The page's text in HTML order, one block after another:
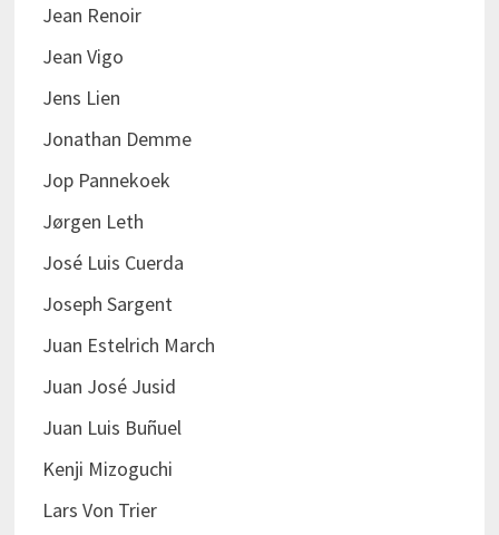
Jean Renoir
Jean Vigo
Jens Lien
Jonathan Demme
Jop Pannekoek
Jørgen Leth
José Luis Cuerda
Joseph Sargent
Juan Estelrich March
Juan José Jusid
Juan Luis Buñuel
Kenji Mizoguchi
Lars Von Trier